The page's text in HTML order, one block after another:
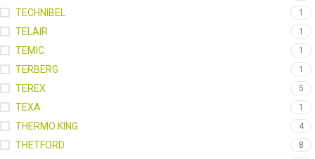
TECHNIBEL 1
TELAIR 1
TEMIC 1
TERBERG 1
TEREX 5
TEXA 1
THERMO KING 4
THETFORD 8